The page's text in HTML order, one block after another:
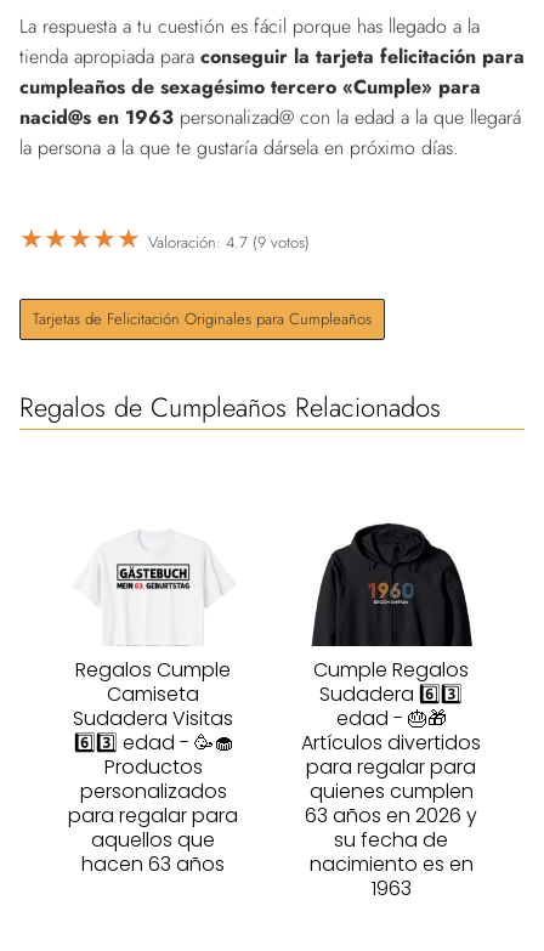
La respuesta a tu cuestión es fácil porque has llegado a la
tienda apropiada para conseguir la tarjeta felicitación para
cumpleaños de sexagésimo tercero «Cumple» para
nacid@s en 1963 personalizad@ con la edad a la que llegará
la persona a la que te gustaría dársela en próximo días.
★★★★★ Valoración: 4.7 (9 votos)
Tarjetas de Felicitación Originales para Cumpleaños
Regalos de Cumpleaños Relacionados
Regalos Cumple
Camiseta
Sudadera Visitas
6️⃣3️⃣ edad - 🥳🧁
Productos
personalizados
para regalar para
aquellos que
hacen 63 años
Cumple Regalos
Sudadera 6️⃣3️⃣
edad - 🎂🎁
Artículos divertidos
para regalar para
quienes cumplen
63 años en 2026 y
su fecha de
nacimiento es en
1963